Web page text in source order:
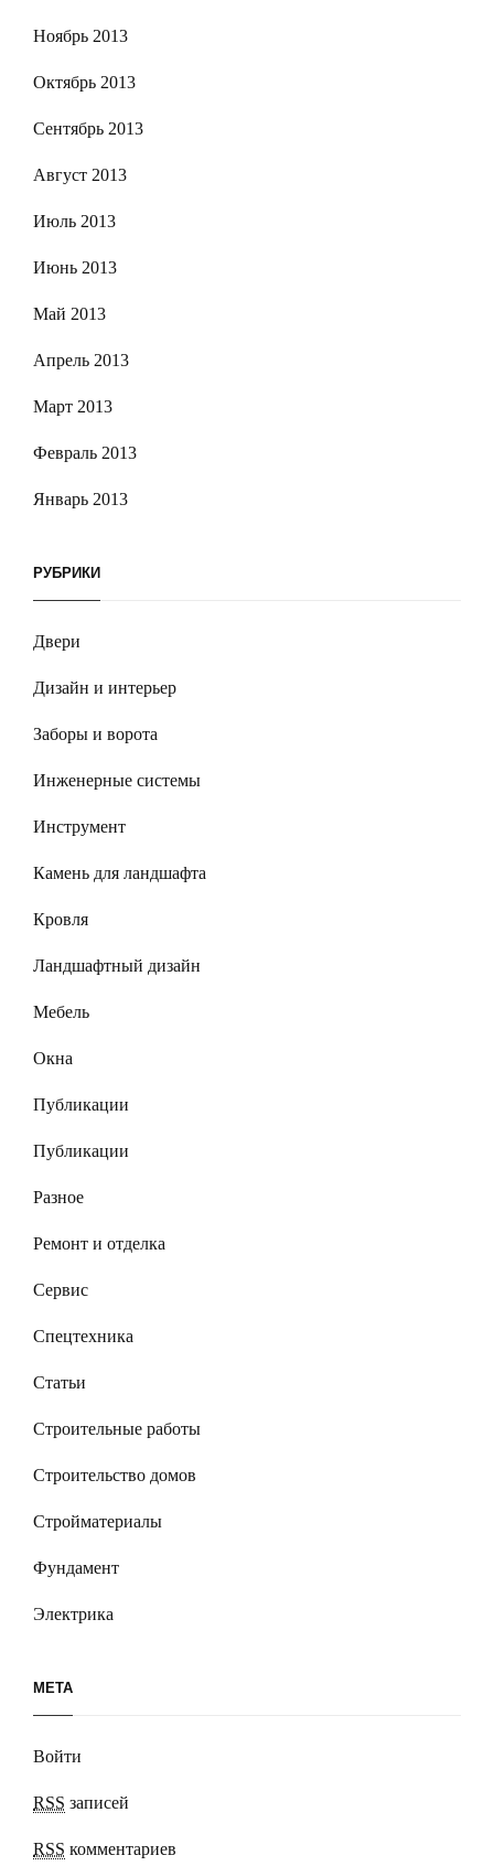
Ноябрь 2013
Октябрь 2013
Сентябрь 2013
Август 2013
Июль 2013
Июнь 2013
Май 2013
Апрель 2013
Март 2013
Февраль 2013
Январь 2013
РУБРИКИ
Двери
Дизайн и интерьер
Заборы и ворота
Инженерные системы
Инструмент
Камень для ландшафта
Кровля
Ландшафтный дизайн
Мебель
Окна
Публикации
Публикации
Разное
Ремонт и отделка
Сервис
Спецтехника
Статьи
Строительные работы
Строительство домов
Стройматериалы
Фундамент
Электрика
МЕТА
Войти
RSS записей
RSS комментариев